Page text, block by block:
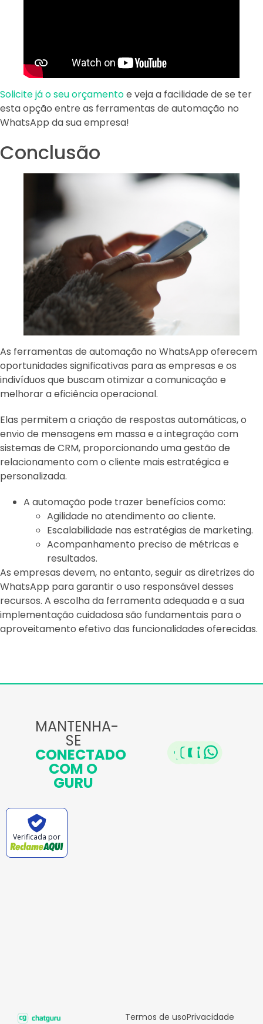
Solicite já o seu orçamentoe veja a facilidade de se ter
esta opção entre as ferramentas de automação no
WhatsApp da sua empresa!
Conclusão
As ferramentas de automação no WhatsApp oferecem
oportunidades significativas para as empresas e os
indivíduos que buscam otimizar a comunicação e
melhorar a eficiência operacional.
Elas permitem a criação de respostas automáticas, o
envio de mensagens em massa e a integração com
sistemas de CRM, proporcionando uma gestão de
relacionamento com o cliente mais estratégica e
personalizada.
A automação pode trazer benefícios como:
Agilidade no atendimento ao cliente.
Escalabilidade nas estratégias de marketing.
Acompanhamento preciso de métricas e
resultados.
As empresas devem, no entanto, seguir as diretrizes do
WhatsApp para garantir o uso responsável desses
recursos. A escolha da ferramenta adequada e a sua
implementação cuidadosa são fundamentais para o
aproveitamento efetivo das funcionalidades oferecidas.
MANTENHA-
SE
CONECTADO
COM O
GURU
Verificada por
Termos de usoPrivacidade